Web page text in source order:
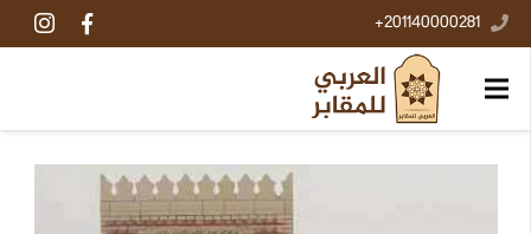
201140000281+